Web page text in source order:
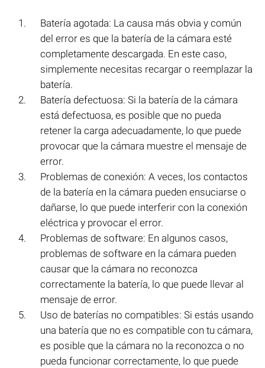
Batería agotada: La causa más obvia y común
del error es que la batería de la cámara esté
completamente descargada. En este caso,
simplemente necesitas recargar o reemplazar la
batería.
Batería defectuosa: Si la batería de la cámara
está defectuosa, es posible que no pueda
retener la carga adecuadamente, lo que puede
provocar que la cámara muestre el mensaje de
error.
Problemas de conexión: A veces, los contactos
de la batería en la cámara pueden ensuciarse o
dañarse, lo que puede interferir con la conexión
eléctrica y provocar el error.
Problemas de software: En algunos casos,
problemas de software en la cámara pueden
causar que la cámara no reconozca
correctamente la batería, lo que puede llevar al
mensaje de error.
Uso de baterías no compatibles: Si estás usando
una batería que no es compatible con tu cámara,
es posible que la cámara no la reconozca o no
pueda funcionar correctamente, lo que puede